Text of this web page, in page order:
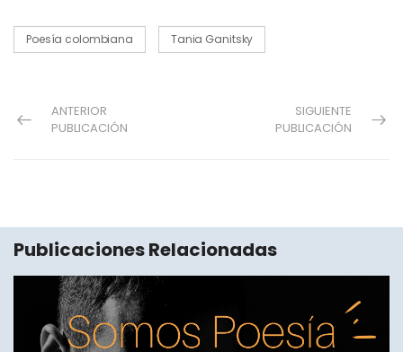
Poesía colombiana Tania Ganitsky
ANTERIOR
PUBLICACIÓN
SIGUIENTE
PUBLICACIÓN
Publicaciones Relacionadas